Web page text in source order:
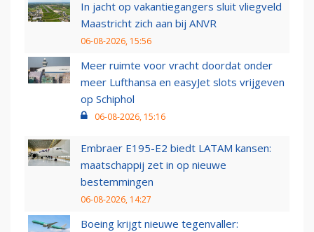
In jacht op vakantiegangers sluit vliegveld
Maastricht zich aan bij ANVR
06-08-2026, 15:56
Meer ruimte voor vracht doordat onder
meer Lufthansa en easyJet slots vrijgeven
op Schiphol
06-08-2026, 15:16
Embraer E195-E2 biedt LATAM kansen:
maatschappij zet in op nieuwe
bestemmingen
06-08-2026, 14:27
Boeing krijgt nieuwe tegenvaller: